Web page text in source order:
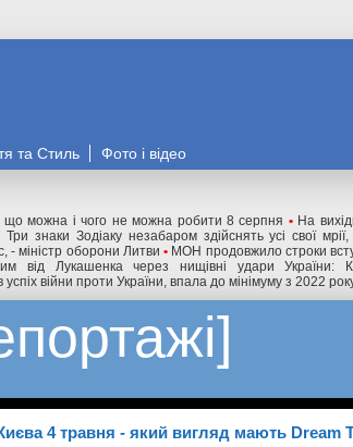
та Стиль Фото і відео
що можна і чого не можна робити 8 серпня • На
Три знаки Зодіаку незабаром здійснять усі свої
- міністр оборони Литви • МОН продовжило строки
від Лукашенка через нищівні удари України:
в успіх війни проти України, впала до мінімуму з 2022
4 травня - який вигляд мають Dream